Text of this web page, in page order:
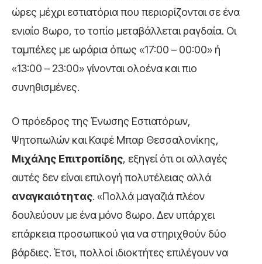
ώρες μέχρι εστιατόρια που περιορίζονται σε ένα
ενιαίο 8ωρο, το τοπίο μεταβάλλεται ραγδαία. Οι
ταμπέλες με ωράρια όπως «17:00 – 00:00» ή
«13:00 – 23:00» γίνονται ολοένα και πιο
συνηθισμένες.
Ο πρόεδρος της Ένωσης Εστιατόρων,
Ψητοπωλών και Καφέ Μπαρ Θεσσαλονίκης,
Μιχάλης Επιτροπίδης, εξηγεί ότι οι αλλαγές
αυτές δεν είναι επιλογή πολυτέλειας αλλά
αναγκαιότητας. «Πολλά μαγαζιά πλέον
δουλεύουν με ένα μόνο 8ωρο. Δεν υπάρχει
επάρκεια προσωπικού για να στηριχθούν δύο
βάρδιες. Έτσι, πολλοί ιδιοκτήτες επιλέγουν να